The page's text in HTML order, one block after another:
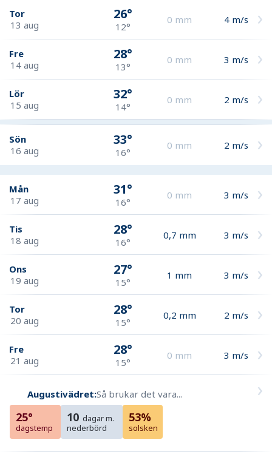
Tor
13 aug
26°
12°
0 mm 4 m/s
Fre
14 aug
28°
13°
0 mm 3 m/s
Lör
15 aug
32°
14°
0 mm 2 m/s
Sön
16 aug
33°
16°
0 mm 2 m/s
Mån
17 aug
31°
16°
0 mm 3 m/s
Tis
18 aug
28°
16°
0,7 mm 3 m/s
Ons
19 aug
27°
15°
1 mm 3 m/s
Tor
20 aug
28°
15°
0,2 mm 2 m/s
Fre
21 aug
28°
15°
0 mm 3 m/s
Augustivädret:Så brukar det vara...
25°
dagstemp
10 dagar m.
nederbörd
53%
solsken